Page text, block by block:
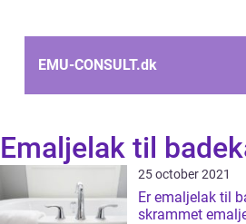
EMU-CONSULT.dk
Emaljelak til
25 october 2021
Er emaljelak til
skrammet